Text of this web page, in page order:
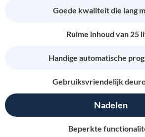
Goede kwaliteit die lang
Ruime inhoud van 25
Handige automatische
Gebruiksvriendelijk
Nadelen
Beperkte